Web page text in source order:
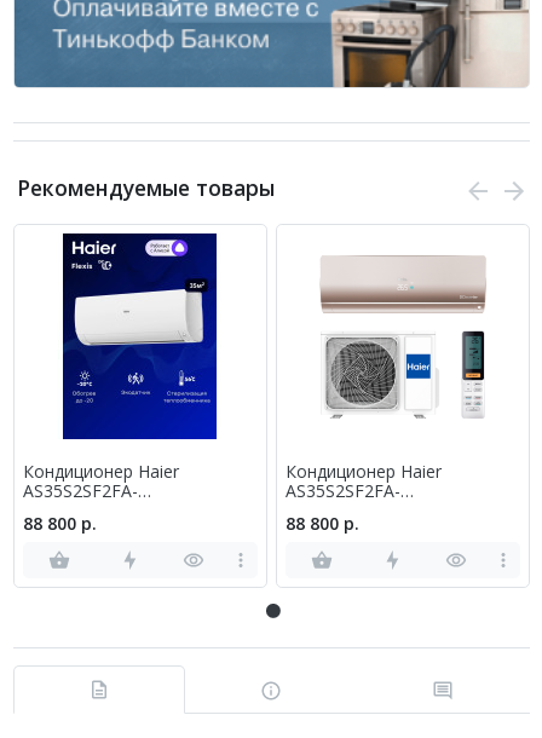
Рекомендуемые товары
Кондиционер Haier
AS35S2SF2FA-
88 800 р.
Кондиционер Haier
AS35S2SF2FA-
88 800 р.